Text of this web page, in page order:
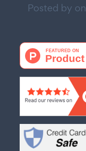
Posted by on